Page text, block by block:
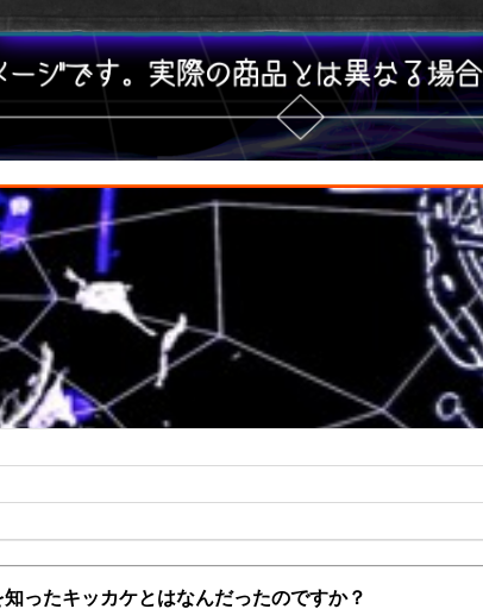
ったキッカケとはなんだったのですか？